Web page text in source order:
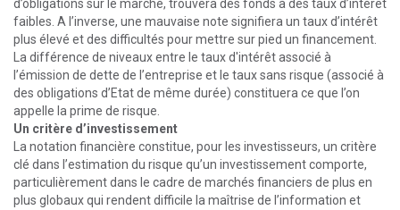
d’obligations sur le marché, trouvera des fonds à des taux d’intérêt
faibles. A l’inverse, une mauvaise note signifiera un taux d’intérêt
plus élevé et des difficultés pour mettre sur pied un financement.
La différence de niveaux entre le taux d'intérêt associé à
l’émission de dette de l’entreprise et le taux sans risque (associé à
des obligations d’Etat de même durée) constituera ce que l’on
appelle la prime de risque.
Un critère d’investissement
La notation financière constitue, pour les investisseurs, un critère
clé dans l’estimation du risque qu’un investissement comporte,
particulièrement dans le cadre de marchés financiers de plus en
plus globaux qui rendent difficile la maîtrise de l’information et